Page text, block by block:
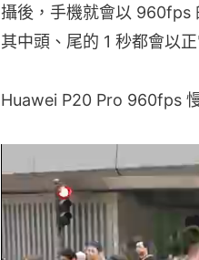
攝後，手機就會以 960fps
其中頭、尾的 1 秒都會以
Huawei P20 Pro 960fps